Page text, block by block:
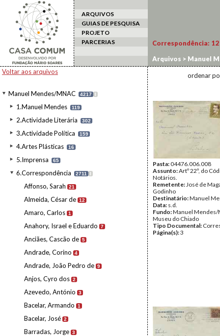
ARQUIVOS
GUIAS DE PESQUISA
PROJETO
PARCERIAS
Voltar aos arquivos
Manuel Mendes/MNAC 4217 I
1.Manuel Mendes 119
2.Actividade Literária 302
3.Actividade Política 159
4.Artes Plásticas 16
5.Imprensa 65
6.Correspondência 2711 I
Affonso, Sarah 21
Almeida, César de 12
Amaro, Carlos 1
Anahory, Israel e Eduardo 7
Anciães, Cascão de 5
Andrade, Corino 4
Andrade, João Pedro de 9
Anjos, Cyro dos 2
Azevedo, António 3
Bacelar, Armando 1
Bacelar, José 2
Barradas, Jorge 3
Correspondência: 12
Arquivos > Manuel
ordenar
Pasta:04476.006.008
Assunto:Artº 22º, do
Notários.
Remetente:José de
Godinho
Destinatário:Manuel
Data: s.d.
Fundo:Manuel Mendes/
Museu do Chiado
Tipo Documental:
Página(s):3